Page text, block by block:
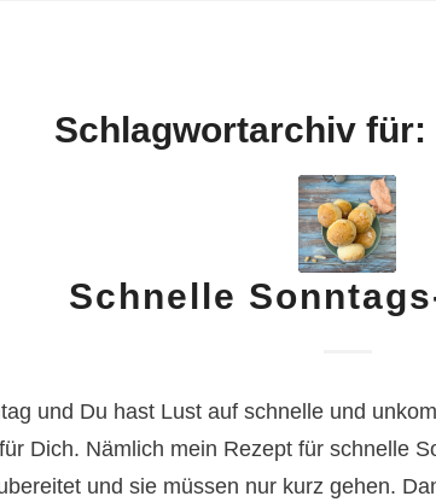
Schlagwortarchiv für:
Schnelle
und Du hast Lust auf schnelle und
Dich. Nämlich mein Rezept für schnelle
und sie müssen nur kurz gehen.